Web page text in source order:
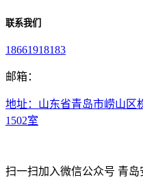
联系我们
18661918183
邮箱：
地址：山东省青岛市崂山区
1502室
扫一扫加入微信公众号 青岛